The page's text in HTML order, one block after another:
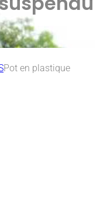
Pot en plastique